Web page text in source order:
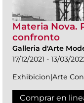
Materia Nova.
confronto
Galleria d'Arte
17/12/2021 - 13/03/
Exhibicion|Arte
Comprar en